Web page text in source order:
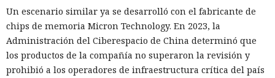
Un escenario similar ya se desarrolló con el fabricante de
chips de memoria Micron Technology. En 2023, la
Administración del Ciberespacio de China determinó que
los productos de la compañía no superaron la revisión y
prohibió a los operadores de infraestructura crítica del país